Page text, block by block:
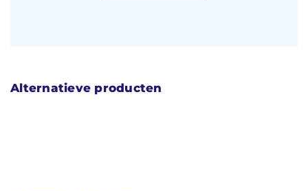
Alternatieve producten